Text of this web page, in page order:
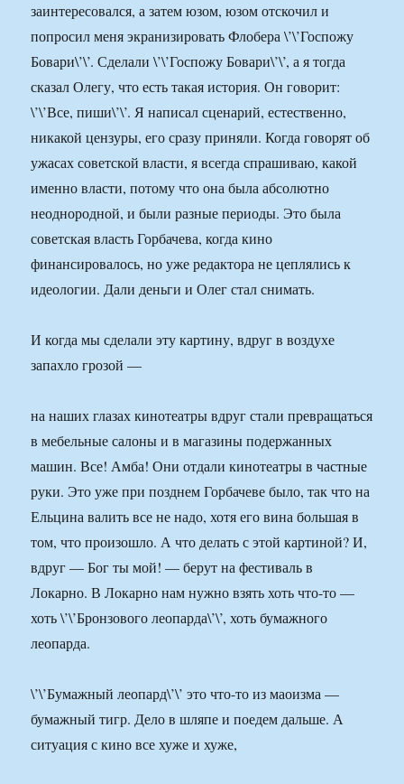
заинтересовался, а затем юзом, юзом отскочил и
попросил меня экранизировать Флобера \’\’Госпожу
Бовари\’\’. Сделали \’\’Госпожу Бовари\’\’, а я тогда
сказал Олегу, что есть такая история. Он говорит:
\’\’Все, пиши\’\’. Я написал сценарий, естественно,
никакой цензуры, его сразу приняли. Когда говорят об
ужасах советской власти, я всегда спрашиваю, какой
именно власти, потому что она была абсолютно
неоднородной, и были разные периоды. Это была
советская власть Горбачева, когда кино
финансировалось, но уже редактора не цеплялись к
идеологии. Дали деньги и Олег стал снимать.
И когда мы сделали эту картину, вдруг в воздухе
запахло грозой —
на наших глазах кинотеатры вдруг стали превращаться
в мебельные салоны и в магазины подержанных
машин. Все! Амба! Они отдали кинотеатры в частные
руки. Это уже при позднем Горбачеве было, так что на
Ельцина валить все не надо, хотя его вина большая в
том, что произошло. А что делать с этой картиной? И,
вдруг — Бог ты мой! — берут на фестиваль в
Локарно. В Локарно нам нужно взять хоть что-то —
хоть \’\’Бронзового леопарда\’\’, хоть бумажного
леопарда.
\’\’Бумажный леопард\’\’ это что-то из маоизма —
бумажный тигр. Дело в шляпе и поедем дальше. А
ситуация с кино все хуже и хуже,